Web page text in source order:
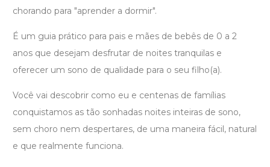
chorando para "aprender a dormir".
É um guia prático para pais e mães de bebês de 0 a 2
anos que desejam desfrutar de noites tranquilas e
oferecer um sono de qualidade para o seu filho(a).
Você vai descobrir como eu e centenas de famílias
conquistamos as tão sonhadas noites inteiras de sono,
sem choro nem despertares, de uma maneira fácil, natural
e que realmente funciona.